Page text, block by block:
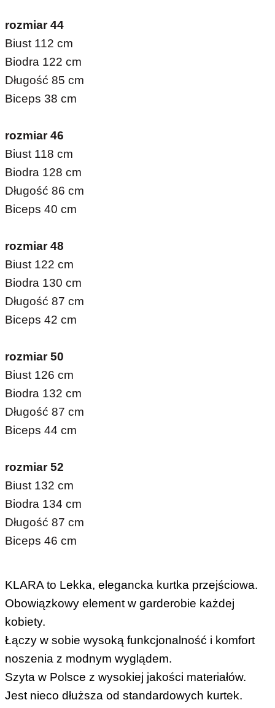
rozmiar 44
Biust 112 cm
Biodra 122 cm
Długość 85 cm
Biceps 38 cm
rozmiar 46
Biust 118 cm
Biodra 128 cm
Długość 86 cm
Biceps 40 cm
rozmiar 48
Biust 122 cm
Biodra 130 cm
Długość 87 cm
Biceps 42 cm
rozmiar 50
Biust 126 cm
Biodra 132 cm
Długość 87 cm
Biceps 44 cm
rozmiar 52
Biust 132 cm
Biodra 134 cm
Długość 87 cm
Biceps 46 cm
KLARA to Lekka, elegancka kurtka przejściowa.
Obowiązkowy element w garderobie każdej
kobiety.
Łączy w sobie wysoką funkcjonalność i komfort
noszenia z modnym wyglądem.
Szyta w Polsce z wysokiej jakości materiałów.
Jest nieco dłuższa od standardowych kurtek.